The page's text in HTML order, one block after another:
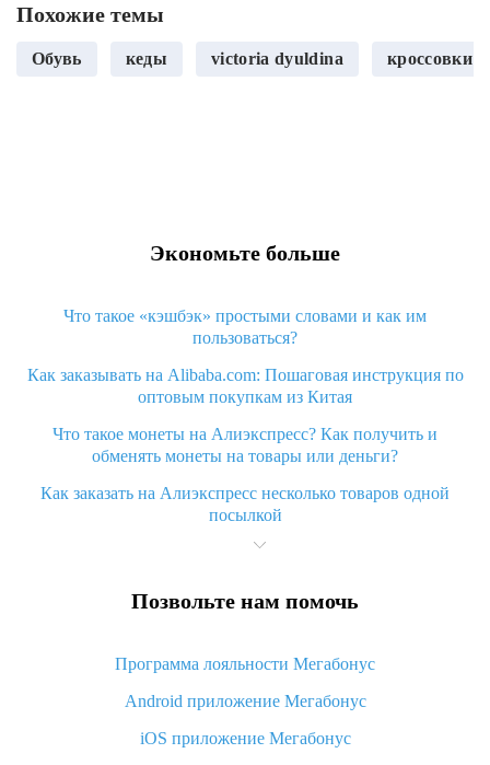
Похожие темы
Обувь кеды victoria dyuldina кроссовки
Экономьте больше
Что такое «кэшбэк» простыми словами и как им
пользоваться?
Как заказывать на Alibaba.com: Пошаговая инструкция по
оптовым покупкам из Китая
Что такое монеты на Алиэкспресс? Как получить и
обменять монеты на товары или деньги?
Как заказать на Алиэкспресс несколько товаров одной
посылкой
Что значит статус «Заказ закрыт» на Алиэкспресс и что
Что делать, если Алиэкспресс просит ввести паспортные
Как узнать, куда пришла посылка с Алиэкспресс
Вы отменили заказ на Алиэкспресс, когда вернут деньги?
Что такое баллы на Алиэкспресс, как их получить и
Позвольте нам помочь
Программа лояльности Мегабонус
Android приложение Мегабонус
iOS приложение Мегабонус